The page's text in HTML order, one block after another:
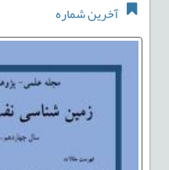
آخرین شماره